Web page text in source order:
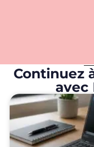
Continuez
avec